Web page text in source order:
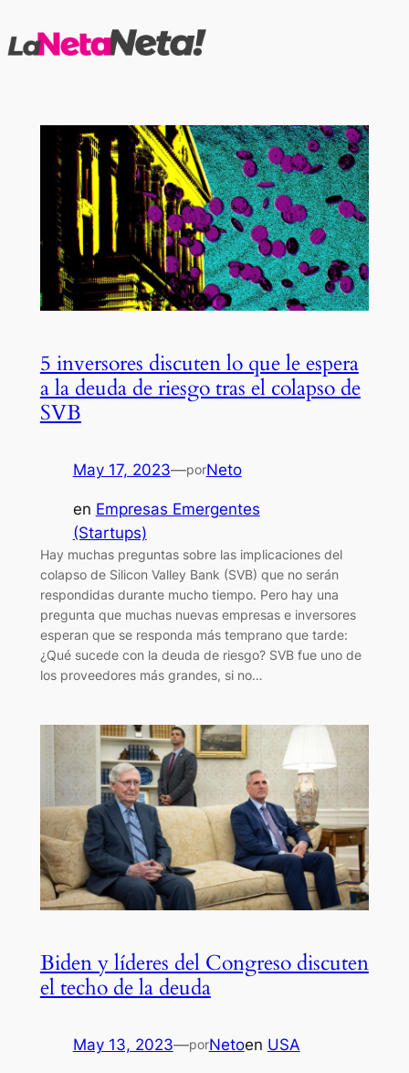
al
5 inversores discuten lo que le espera
a la deuda de riesgo tras el colapso de
SVB
May 17, 2023—porNeto
en Empresas Emergentes
(Startups)
Hay muchas preguntas sobre las implicaciones del
colapso de Silicon Valley Bank (SVB) que no serán
respondidas durante mucho tiempo. Pero hay una
pregunta que muchas nuevas empresas e inversores
esperan que se responda más temprano que tarde:
¿Qué sucede con la deuda de riesgo? SVB fue uno de
los proveedores más grandes, si no…
Biden y líderes del Congreso discuten
el techo de la deuda
May 13, 2023—porNetoen USA